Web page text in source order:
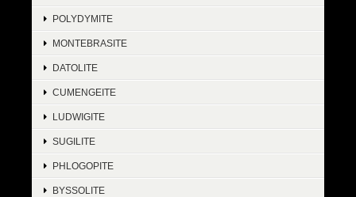
POLYDYMITE
MONTEBRASITE
DATOLITE
CUMENGEITE
LUDWIGITE
SUGILITE
PHLOGOPITE
BYSSOLITE